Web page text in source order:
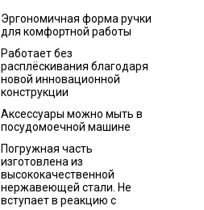
Эргономичная форма ручки
для комфортной работы
Работает без
расплёскивания благодаря
новой инновационной
конструкции
Аксессуары можно мыть в
посудомоечной машине
Погружная часть
изготовлена из
высококачественной
нержавеющей стали. Не
вступает в реакцию с